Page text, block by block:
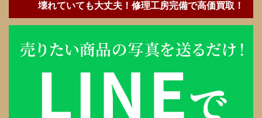
壊れていても大丈夫！修理工房完備で高価買取！